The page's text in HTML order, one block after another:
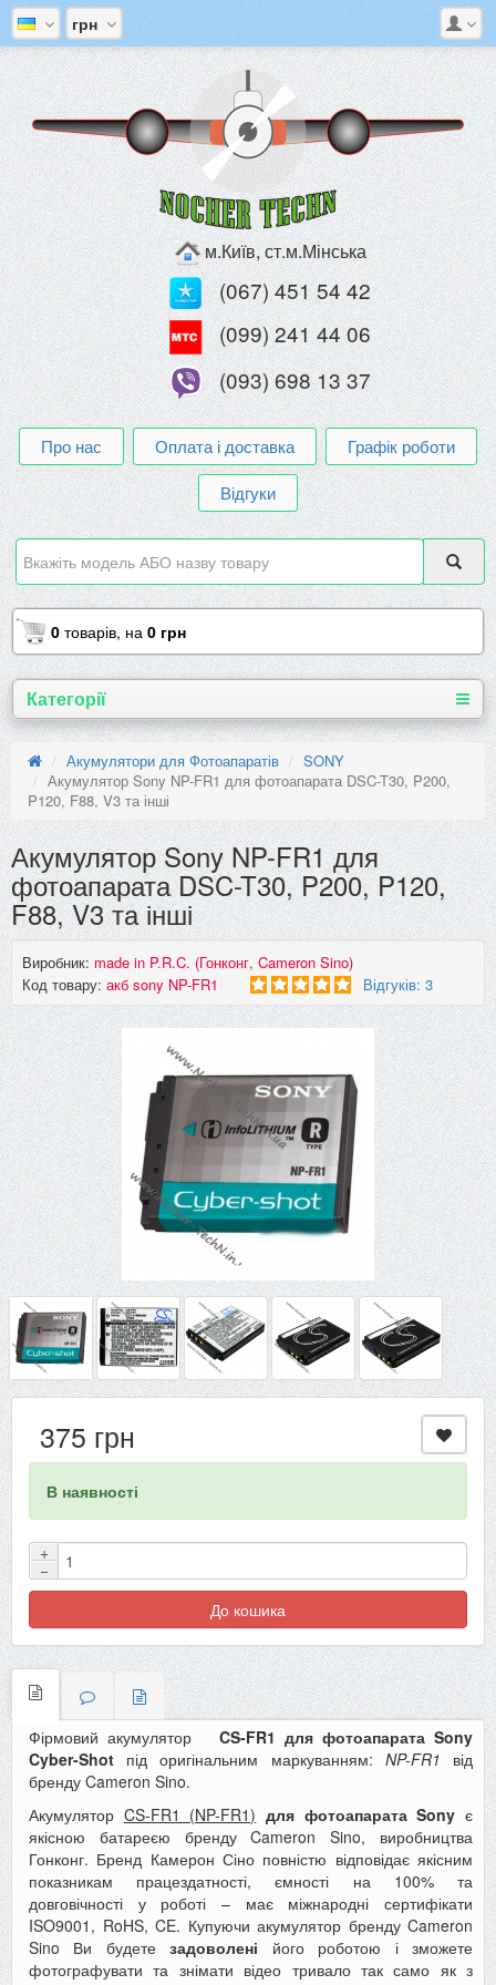
грн
м.Київ, ст.м.Мінська
(067) 451 54 42
(099) 241 44 06
(093) 698 13 37
Про нас Оплата і доставка
Графік роботи
Відгуки
0 товарів, на 0 грн
Категорії
Акумулятори для Фотоапаратів
SONY
Акумулятор Sony NP-FR1 для фотоапарата DSC-T30, P200,
P120, F88, V3 та інші
Акумулятор Sony NP-FR1 для
фотоапарата DSC-T30, P200, P120,
F88, V3 та інші
Виробник: made in P.R.C. (Гонконг, Cameron Sino)
Код товару: акб sony NP-FR1 Відгуків: 3
375 грн
В наявності
+
−
До кошика
Фірмовий акумулятор CS-FR1 для фотоапарата Sony
Cyber-Shot під оригінальним маркуванням: NP-FR1 від
бренду Cameron Sino.
Акумулятор CS-FR1 (NP-FR1) для фотоапарата Sony є
якісною батареєю бренду Cameron Sino, виробництва
Гонконг. Бренд Камерон Сіно повністю відповідає якісним
показникам працездатності, ємності на 100% та
довговічності у роботі – має міжнародні сертифікати
ISO9001, RoHS, CE. Купуючи акумулятор бренду Cameron
Sino Ви будетезадоволені його роботою і зможете
фотографувати та знімати відео тривало так само як з